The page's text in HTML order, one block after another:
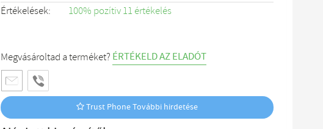
Értékelések:
100% pozítiv 11 értékelés
Megvásároltad a terméket? ÉRTÉKELD AZ ELADÓT
Trust Phone További hirdetése